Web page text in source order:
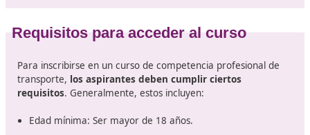
en un elemento crucial para quienes desean destacar
ámbito.
El título de competencia profesional de transporte es
requisito legal para aquellos que desean realizar
carretera en España. Este título garantiza que el